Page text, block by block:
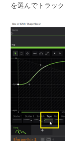
を選んでトラック